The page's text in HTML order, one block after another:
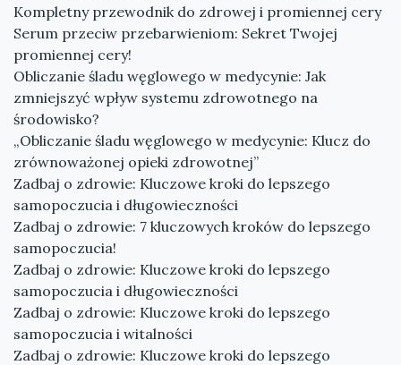
Kompletny przewodnik do zdrowej i promiennej cery
Serum przeciw przebarwieniom: Sekret Twojej
promiennej cery!
Obliczanie śladu węglowego w medycynie: Jak
zmniejszyć wpływ systemu zdrowotnego na
środowisko?
„Obliczanie śladu węglowego w medycynie: Klucz do
zrównoważonej opieki zdrowotnej”
Zadbaj o zdrowie: Kluczowe kroki do lepszego
samopoczucia i długowieczności
Zadbaj o zdrowie: 7 kluczowych kroków do lepszego
samopoczucia!
Zadbaj o zdrowie: Kluczowe kroki do lepszego
samopoczucia i długowieczności
Zadbaj o zdrowie: Kluczowe kroki do lepszego
samopoczucia i witalności
Zadbaj o zdrowie: Kluczowe kroki do lepszego